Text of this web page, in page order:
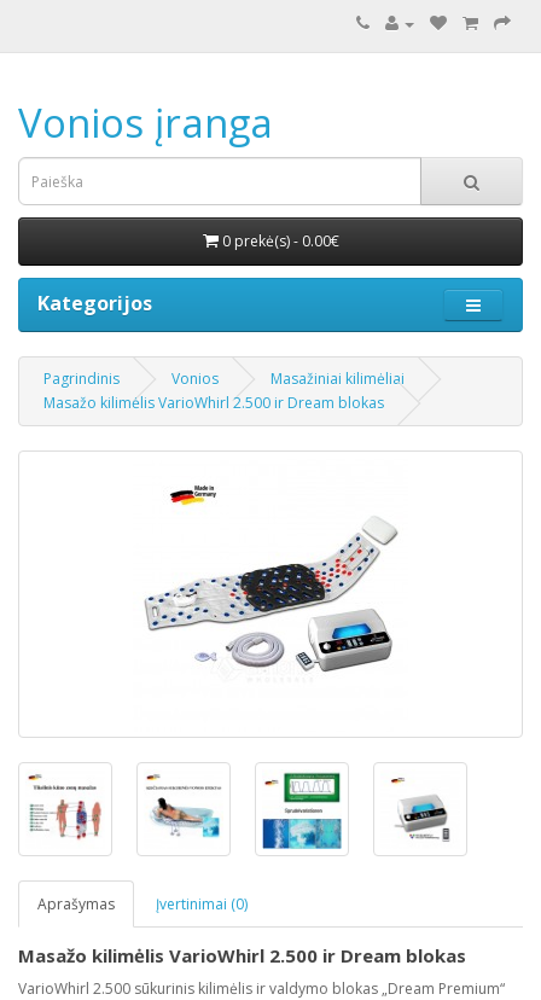
Vonios įranga
0 prekė(s) - 0.00€
Kategorijos
Pagrindinis Vonios
Masažiniai kilimėliai
Masažo kilimėlis VarioWhirl 2.500 ir Dream blokas
Aprašymas Įvertinimai (0)
Masažo kilimėlis VarioWhirl 2.500 ir Dream blokas
VarioWhirl 2.500 sūkurinis kilimėlis ir valdymo blokas „Dream Premium“